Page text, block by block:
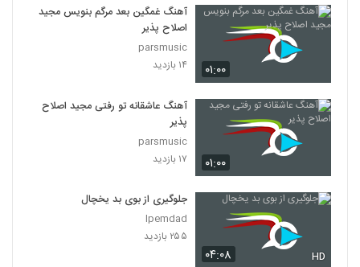
۰۱:۰۰
آهنگ غمگین بعد مرگم بنویس مجید
اصلاح پذیر
parsmusic
۱۴ بازدید
۰۱:۰۰
آهنگ عاشقانه تو رفتی مجید اصلاح
پذیر
parsmusic
۱۷ بازدید
۰۴:۰۸ HD
جلوگیری از بوی بد یخچال
Ipemdad
۲۵۵ بازدید